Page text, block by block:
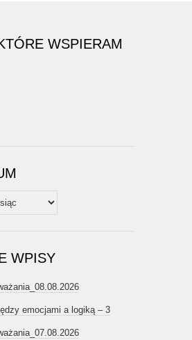
WSPIERAM
WPISY
emocjami a logiką – 3